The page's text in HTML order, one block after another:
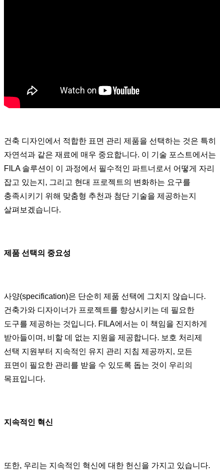
건축 디자인에서 적합한 표면 관리 제품을 선택하는 것은 특히
자연석과 같은 재료에 매우 중요합니다. 이 기술 포스트에서는
FILA 솔루션이 이 과정에서 필수적인 파트너로서 어떻게 자리
잡고 있는지, 그리고 현대 프로젝트의 변화하는 요구를
충족시키기 위해 맞춤형 추천과 첨단 기술을 제공하는지
살펴보겠습니다.
제품 선택의 중요성
사양(specification)은 단순히 제품 선택에 그치지 않습니다.
건축가와 디자이너가 프로젝트를 향상시키는 데 필요한
도구를 제공하는 것입니다. FILA에서는 이 책임을 진지하게
받아들이며, 비할 데 없는 지원을 제공합니다. 보호 처리제
선택 지원부터 지속적인 유지 관리 지침 제공까지, 모든
표면이 필요한 관리를 받을 수 있도록 돕는 것이 우리의
목표입니다.
지속적인 혁신
또한, 우리는 지속적인 혁신에 대한 헌신을 가지고 있습니다.